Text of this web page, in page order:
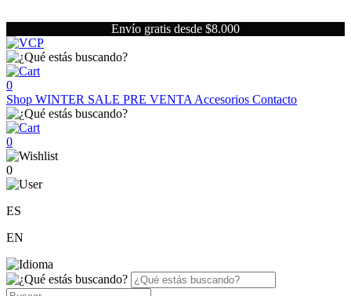
Envío gratis desde $8.000
0
Shop WINTER SALE PRE VENTA Accesorios Contacto
0
0
ES
EN